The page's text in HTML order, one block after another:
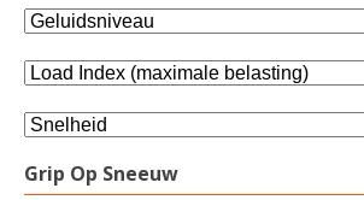
Grip Op Sneeuw